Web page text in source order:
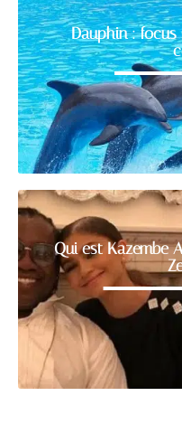
Dauphin :
Qui est Kazembe